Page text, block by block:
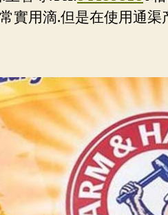
實用滴.但是在使用通